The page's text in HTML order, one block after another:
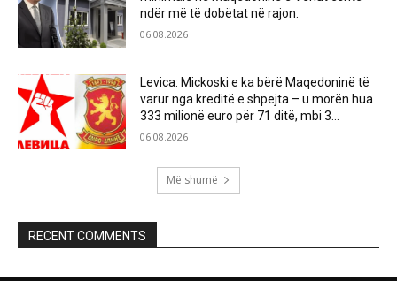
ndër më të dobëtat në rajon.
06.08.2026
Levica: Mickoski e ka bërë Maqedoninë të
varur nga kreditë e shpejta – u morën hua
333 milionë euro për 71 ditë, mbi 3...
06.08.2026
Më shumë
RECENT COMMENTS